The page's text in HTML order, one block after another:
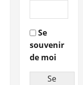
Se
souvenir
de moi
Se